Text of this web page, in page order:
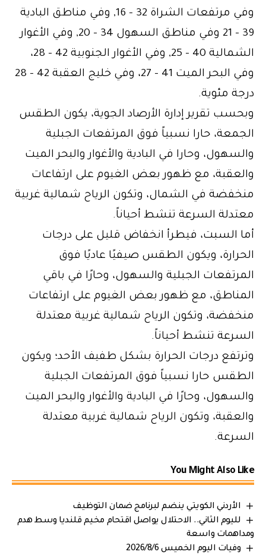
وفي مرتفعات الشراة 32 – 16, وفي مناطق البادية
39 – 21 وفي مناطق السهول 34 – 20, وفي الأغوار
الشمالية 40 – 25, وفي الأغوار الجنوبية 42 – 28،
وفي البحر الميت 41 – 27، وفي خليج العقبة 42 – 28
درجة مئوية.
وبحسب تقرير إدارة الأرصاد الجوية، يكون الطقس
الجمعة، حارا نسبياً فوق المرتفعات الجبلية
والسهول، وحارا في البادية والأغوار والبحر الميت
والعقبة، مع ظهور بعض الغيوم على ارتفاعات
منخفضة في الشمال، وتكون الرياح شمالية غربية
معتدلة السرعة تنشط أحياناً.
أما السبت، فيطرأ انخفاض قليل على درجات
الحرارة، ويكون الطقس صيفيًا عاديًا فوق
المرتفعات الجبلية والسهول، وحارًا في باقي
المناطق، مع ظهور بعض الغيوم على ارتفاعات
منخفضة، وتكون الرياح شمالية غربية معتدلة
السرعة تنشط أحياناً.
وترتفع درجات الحرارة بشكل طفيف الأحد؛ ويكون
الطقس حارا نسبياً فوق المرتفعات الجبلية
والسهول، وحارًا في البادية والأغوار والبحر الميت
والعقبة، وتكون الرياح شمالية غربية معتدلة
السرعة.
You Might Also Like
الأردني الكويتي ينضم لبرنامج ضمان التوظيف
لليوم الثاني.. الاحتلال يواصل اقتحام مخيم قلنديا وسط هدم
ومداهمات واسعة
وفيات اليوم الخميس 2026/8/6